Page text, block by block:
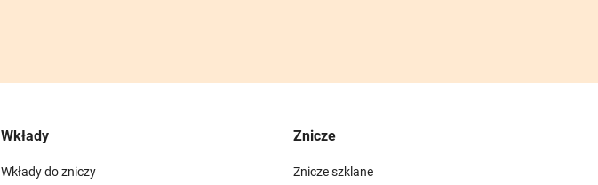
Wkłady
Wkłady do zniczy
Znicze
Znicze szklane